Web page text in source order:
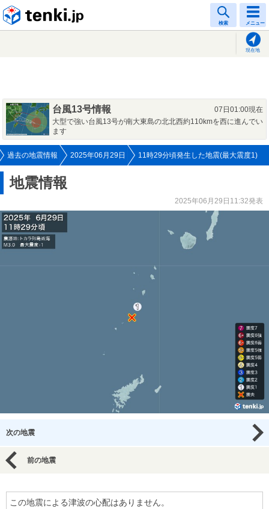
検索 メニュー
現在地
台風13号情報
07日01:00現在
大型で強い台風13号が南大東島の北北西約110kmを西に進んでい
ます
過去の地震情報 2025年06月29日 11時29分頃発生した地震(最大震度1)
地震情報
2025年06月29日11:32発表
次の地震
前の地震
この地震による津波の心配はありません。